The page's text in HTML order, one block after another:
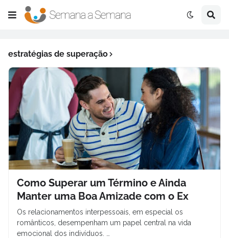
estratégias de superação
Como Superar um Término e Ainda
Manter uma Boa Amizade com o Ex
Os relacionamentos interpessoais, em especial os
românticos, desempenham um papel central na vida
emocional dos indivíduos. …